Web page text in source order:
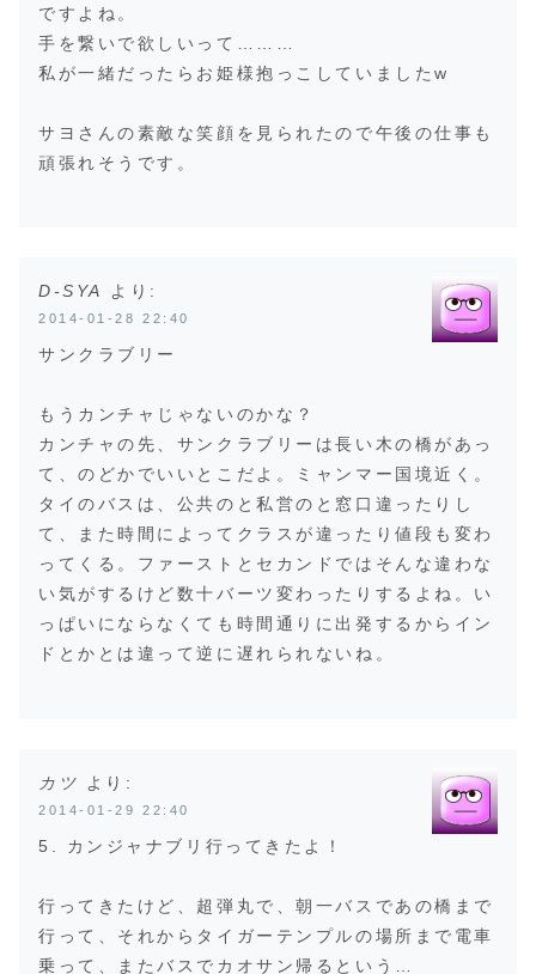
ですよね。
手を繋いで欲しいって………
私が一緒だったらお姫様抱っこしていましたw
サヨさんの素敵な笑顔を見られたので午後の仕事も
頑張れそうです。
D-SYA より:
2014-01-28 22:40
サンクラブリー
もうカンチャじゃないのかな？
カンチャの先、サンクラブリーは長い木の橋があっ
て、のどかでいいとこだよ。ミャンマー国境近く。
タイのバスは、公共のと私営のと窓口違ったりし
て、また時間によってクラスが違ったり値段も変わ
ってくる。ファーストとセカンドではそんな違わな
い気がするけど数十バーツ変わったりするよね。い
っぱいにならなくても時間通りに出発するからイン
ドとかとは違って逆に遅れられないね。
カツ より:
2014-01-29 22:40
5. カンジャナブリ行ってきたよ！
行ってきたけど、超弾丸で、朝一バスであの橋まで
行って、それからタイガーテンプルの場所まで電車
乗って、またバスでカオサン帰るという…